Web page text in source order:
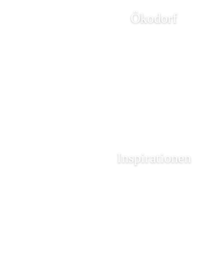
Ökodorf
Inspirationen